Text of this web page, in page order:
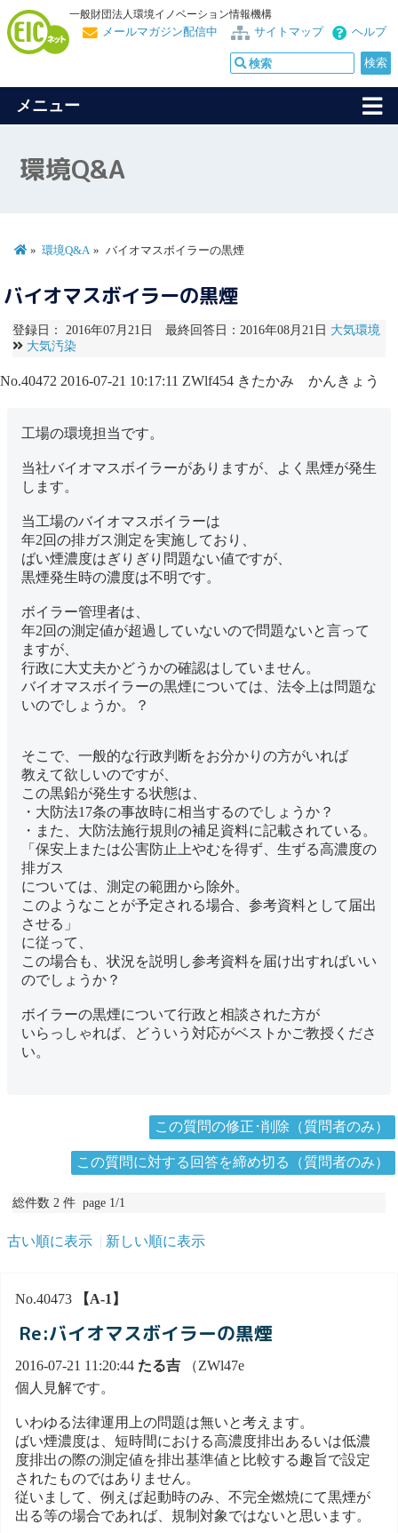
一般財団法人環境イノベーション情報機構
ヘルプ
サイトマップ
メールマガジン配信中
メニュー
環境Q&A
環境Q&A バイオマスボイラーの黒煙
バイオマスボイラーの黒煙
登録日： 2016年07月21日 最終回答日：2016年08月21日 大気環境
大気汚染
No.40472 2016-07-21 10:17:11 ZWlf454 きたかみ かんきょう
工場の環境担当です。
当社バイオマスボイラーがありますが、よく黒煙が発生
します。
当工場のバイオマスボイラーは
年2回の排ガス測定を実施しており、
ばい煙濃度はぎりぎり問題ない値ですが、
黒煙発生時の濃度は不明です。
ボイラー管理者は、
年2回の測定値が超過していないので問題ないと言って
ますが、
行政に大丈夫かどうかの確認はしていません。
バイオマスボイラーの黒煙については、法令上は問題な
いのでしょうか。？
そこで、一般的な行政判断をお分かりの方がいれば
教えて欲しいのですが、
この黒鉛が発生する状態は、
・大防法17条の事故時に相当するのでしょうか？
・また、大防法施行規則の補足資料に記載されている。
「保安上または公害防止上やむを得ず、生ずる高濃度の
排ガス
については、測定の範囲から除外。
このようなことが予定される場合、参考資料として届出
させる」
に従って、
この場合も、状況を説明し参考資料を届け出すればいい
のでしょうか？
ボイラーの黒煙について行政と相談された方が
いらっしゃれば、どういう対応がベストかご教授くださ
い。
この質問の修正･削除（質問者のみ）
この質問に対する回答を締め切る（質問者のみ）
総件数 2 件 page 1/1
古い順に表示 新しい順に表示
No.40473 【A-1】
Re:バイオマスボイラーの黒煙
2016-07-21 11:20:44 たる吉 （ZWl47e
個人見解です。
いわゆる法律運用上の問題は無いと考えます。
ばい煙濃度は、短時間における高濃度排出あるいは低濃
度排出の際の測定値を排出基準値と比較する趣旨で設定
されたものではありません。
従いまして、例えば起動時のみ、不完全燃焼にて黒煙が
出る等の場合であれば、規制対象ではないと思います。